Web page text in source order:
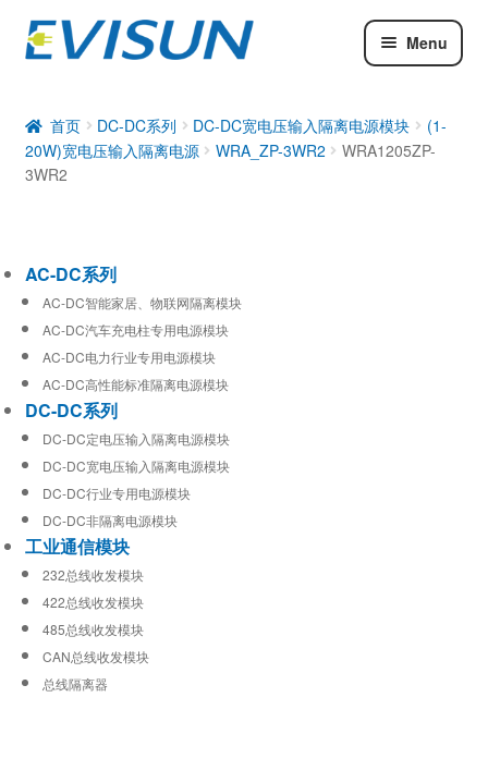
Menu
DC-DC系列
工业通信模块
首页 DC-DC系列 DC-DC宽电压输入隔离电源模块
(1-
20W)宽电压输入隔离电源
WRA_ZP-3WR2
WRA1205ZP-
3WR2
AC-DC系列
AC-DC智能家居、物联网隔离模块
AC-DC汽车充电柱专用电源模块
AC-DC电力行业专用电源模块
AC-DC高性能标准隔离电源模块
DC-DC系列
DC-DC定电压输入隔离电源模块
DC-DC宽电压输入隔离电源模块
DC-DC行业专用电源模块
DC-DC非隔离电源模块
工业通信模块
232总线收发模块
422总线收发模块
485总线收发模块
CAN总线收发模块
总线隔离器